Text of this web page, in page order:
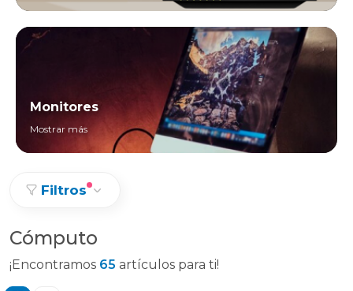
Monitores
Mostrar más
Filtros
Cómputo
¡Encontramos 65 artículos para ti!